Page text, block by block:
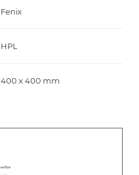
Fenix
HPL
400 x 400 mm